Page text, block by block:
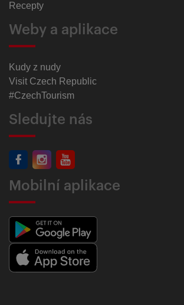
Recepty
Weby a aplikace
Kudy z nudy
Visit Czech Republic
#CzechTourism
Sledujte nás
Mobilní aplikace